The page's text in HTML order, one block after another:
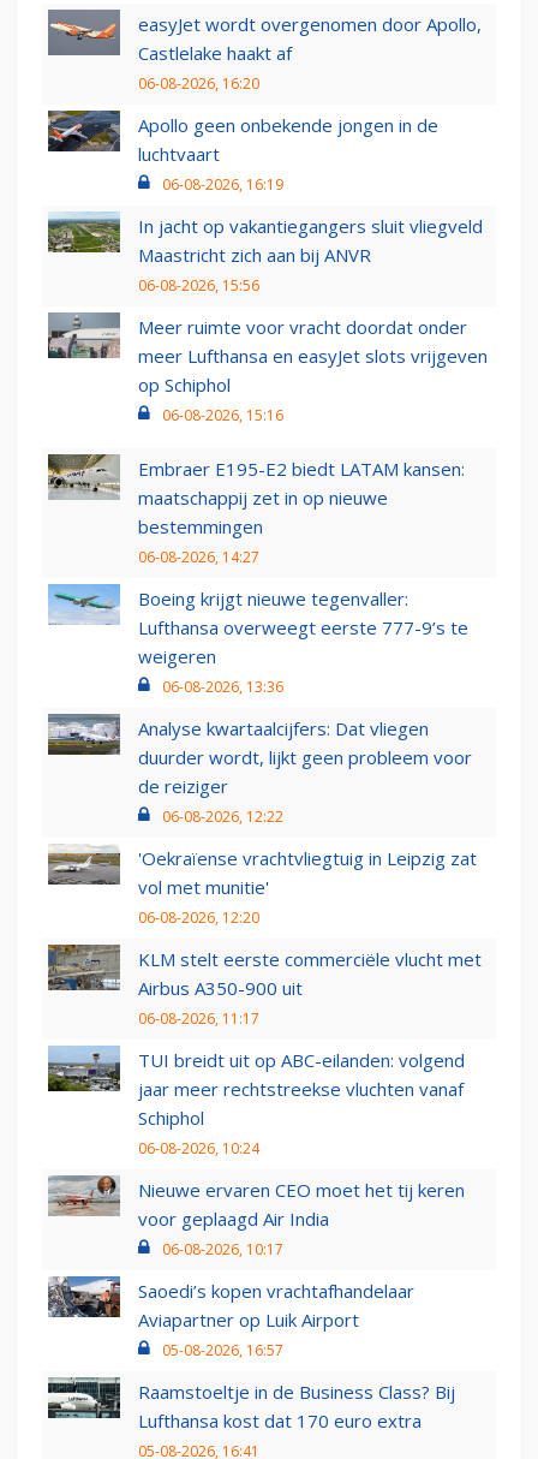
easyJet wordt overgenomen door Apollo,
Castlelake haakt af
06-08-2026, 16:20
Apollo geen onbekende jongen in de
luchtvaart
06-08-2026, 16:19
In jacht op vakantiegangers sluit vliegveld
Maastricht zich aan bij ANVR
06-08-2026, 15:56
Meer ruimte voor vracht doordat onder
meer Lufthansa en easyJet slots vrijgeven
op Schiphol
06-08-2026, 15:16
Embraer E195-E2 biedt LATAM kansen:
maatschappij zet in op nieuwe
bestemmingen
06-08-2026, 14:27
Boeing krijgt nieuwe tegenvaller:
Lufthansa overweegt eerste 777-9’s te
weigeren
06-08-2026, 13:36
Analyse kwartaalcijfers: Dat vliegen
duurder wordt, lijkt geen probleem voor
de reiziger
06-08-2026, 12:22
'Oekraïense vrachtvliegtuig in Leipzig zat
vol met munitie'
06-08-2026, 12:20
KLM stelt eerste commerciële vlucht met
Airbus A350-900 uit
06-08-2026, 11:17
TUI breidt uit op ABC-eilanden: volgend
jaar meer rechtstreekse vluchten vanaf
Schiphol
06-08-2026, 10:24
Nieuwe ervaren CEO moet het tij keren
voor geplaagd Air India
06-08-2026, 10:17
Saoedi’s kopen vrachtafhandelaar
Aviapartner op Luik Airport
05-08-2026, 16:57
Raamstoeltje in de Business Class? Bij
Lufthansa kost dat 170 euro extra
05-08-2026, 16:41